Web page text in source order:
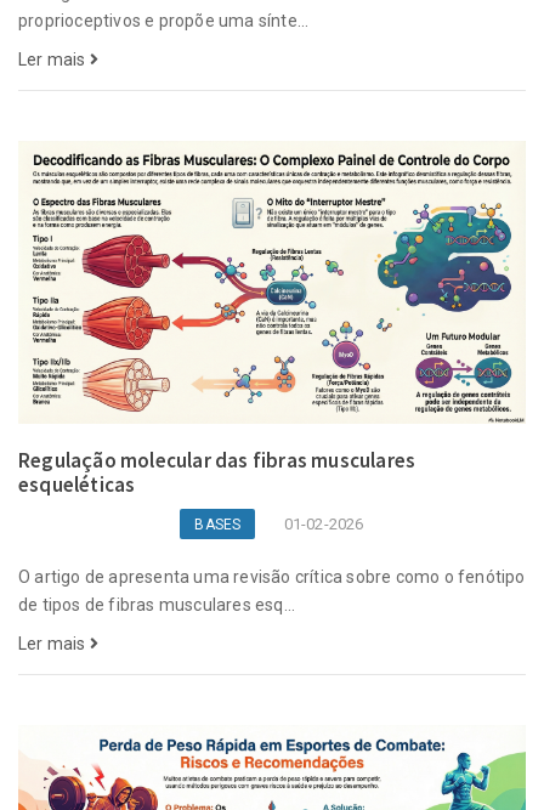
proprioceptivos e propõe uma sínte...
Ler mais
Regulação molecular das fibras musculares
esqueléticas
BASES 01-02-2026
O artigo de apresenta uma revisão crítica sobre como o fenótipo
de tipos de fibras musculares esq...
Ler mais